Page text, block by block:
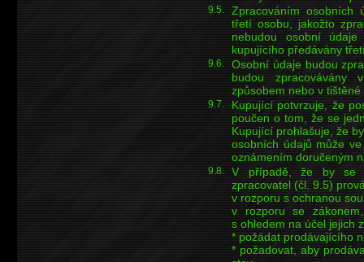
9.5.
Zpracováním osobních
třetí osobu, jakožto
nebudou osobní
kupujícího předávány
9.6.
Osobní údaje budou
budou zpracovávány
způsobem nebo v
9.7.
Kupující potvrzuje, že
poučen o tom, že se
Kupující prohlašuje, že
osobních údajů může
oznámením doručeným
9.8.
V případě, že by se
zpracovatel (čl. 9.5)
v rozporu s ochranou
v rozporu se
s ohledem na účel jejich
* požádat prodávajícího
* požadovat, aby